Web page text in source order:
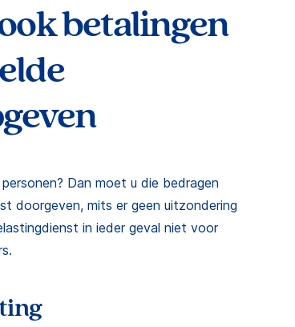
betalingen
Dan moet u die bedragen
doorgeven, mits er geen uitzondering
in ieder geval niet voor